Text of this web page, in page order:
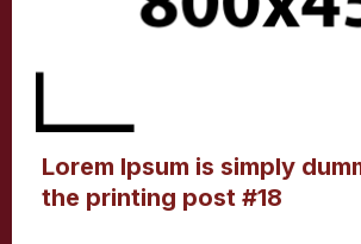
Lorem Ipsum is simply
the printing post #18